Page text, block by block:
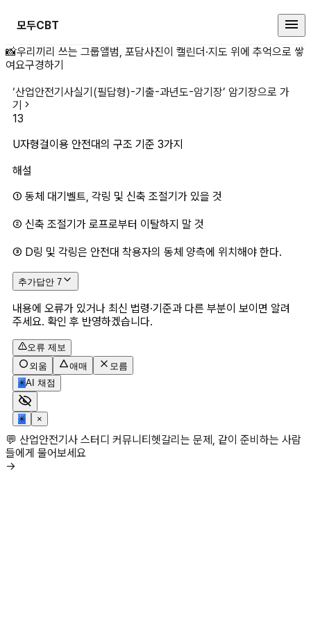
모두CBT
U자형걸이용&nbsp; 상세 페이지
📸우리끼리 쓰는 그룹앨범, 포담사진이 캘린더·지도 위에 추억으로 쌓
여요구경하기
‘산업안전기사실기(필답형)-기출-과년도-암기장’ 암기장으로 가
기
13
U자형걸이용 안전대의 구조 기준 3가지
해설
① 동체 대기벨트, 각링 및 신축 조절기가 있을 것
② 신축 조절기가 로프로부터 이탈하지 말 것
③ D링 및 각링은 안전대 착용자의 동체 양측에 위치해야 한다.
추가답안 7
내용에 오류가 있거나 최신 법령·기준과 다른 부분이 보이면 알려
주세요. 확인 후 반영하겠습니다.
오류 제보
외움
애매
모름
✳AI 채점
✳ ×
💬 산업안전기사 스터디 커뮤니티헷갈리는 문제, 같이 준비하는 사람
들에게 물어보세요
→